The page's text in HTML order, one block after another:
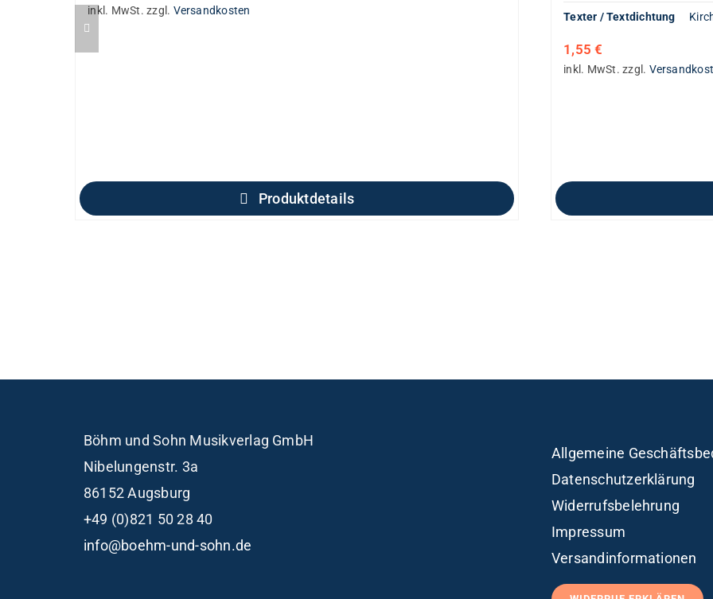
inkl. MwSt. zzgl. Versandkosten
Produktdetails
Texter / Textdichtung
1,55€
inkl. MwSt. zzgl.
Böhm und Sohn Musikverlag GmbH
Nibelungenstr. 3a
86152 Augsburg
+49 (0)821 50 28 40
info@boehm-und-sohn.de
Allgemeine
Datenschutzerklärung
Widerrufsbelehrung
Impressum
Versandinformationen